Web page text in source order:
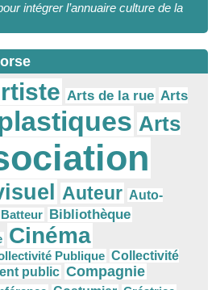
intégrer l’annuaire culture de la
Arts de la rue Arts
Arts
Auteur Auto-
Batteur Bibliothèque
Cinéma
Publique Collectivité
public Compagnie